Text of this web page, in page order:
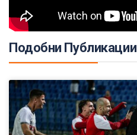
Подобни Публикации